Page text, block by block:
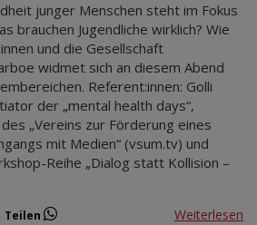
junger Menschen steht im Fokus
brauchen Jugendliche wirklich? Wie
und die Gesellschaft
widmet sich an diesem Abend
Referent:innen: Golli
der „mental health days“,
„Vereins zur Förderung eines
mit Medien“ (vsum.tv) und
Reihe „Dialog statt Kollision –
Teilen Weiterlesen